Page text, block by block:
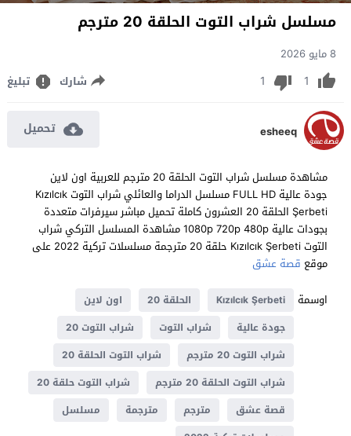
مسلسل شراب التوت الحلقة 20 مترجم
8 مايو 2026
1
1 شارك تبليغ
esheeq تحميل
مشاهدة مسلسل شراب التوت الحلقة 20 مترجم للعربية اون لاين
جودة عالية FULL HD مسلسل الدراما والعائلي شراب التوت Kızılcık
Şerbeti الحلقة 20 العشرون كاملة تحميل مباشر سيرفرات متعددة
بجودات عالية 1080p 720p 480p مشاهدة المسلسل التركي شراب
التوت Kızılcık Şerbeti حلقة 20 مترجمة مسلسلات تركية 2022 على
موقع قصة عشق
اوسمة
Kızılcık Şerbeti الحلقة 20
اون لاين
جودة عالية
شراب التوت
شراب التوت 20
شراب التوت 20 مترجم
شراب التوت الحلقة 20
شراب التوت الحلقة 20 مترجم
شراب التوت حلقة 20
قصة عشق
مترجم مترجمة
مسلسل